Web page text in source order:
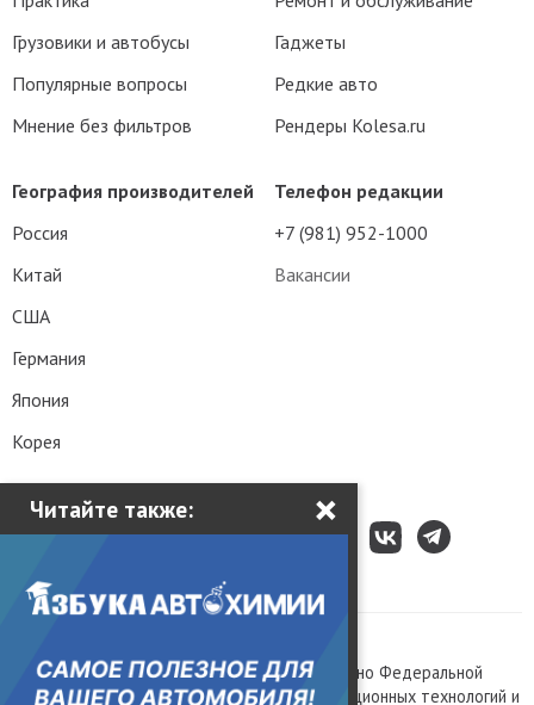
Читайте также: ×
Телефон редакции
+7 (981) 952-1000
Вакансии
Грузовики и автобусы
Популярные вопросы
Мнение без фильтров
Гаджеты
Редкие авто
Рендеры Kolesa.ru
География производителей
Россия
Китай
США
Германия
Япония
Корея
Сетевое издание «Kolesa.ru», зарегистрировано Федеральной
службой по надзору в сфере связи, информационных технологий и